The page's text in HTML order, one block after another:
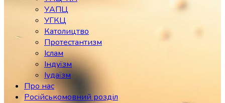
УАПЦ
УГКЦ
Католицтво
Протестантизм
Іслам
Індуїзм
Іудаїзм
Про нас
Російськомовний розділ